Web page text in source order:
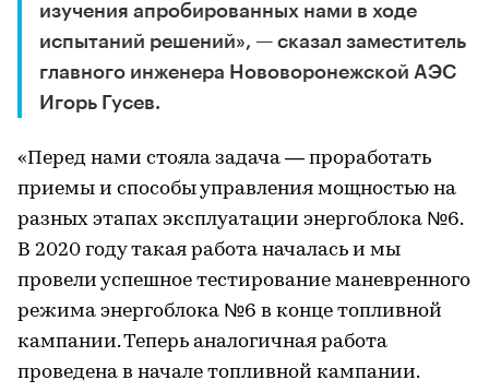
изучения апробированных нами в ходе
испытаний решений», — сказал заместитель
главного инженера Нововоронежской АЭС
Игорь Гусев.
«Перед нами стояла задача — проработать
приемы и способы управления мощностью на
разных этапах эксплуатации энергоблока №6.
В 2020 году такая работа началась и мы
провели успешное тестирование маневренного
режима энергоблока №6 в конце топливной
кампании. Теперь аналогичная работа
проведена в начале топливной кампании.